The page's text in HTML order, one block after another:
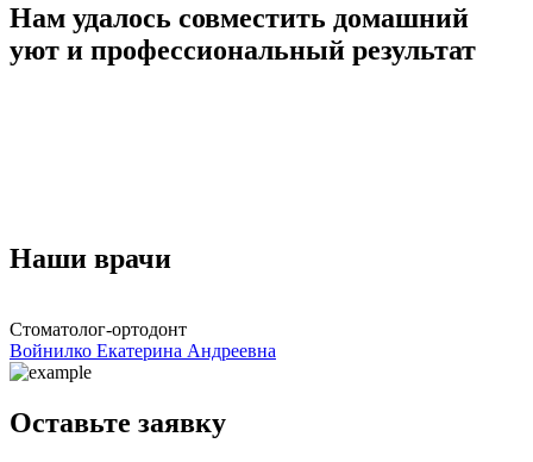
Нам удалось совместить домашний
уют и профессиональный результат
Наши врачи
Стоматолог-ортодонт
Войнилко Екатерина Андреевна
Оставьте заявку